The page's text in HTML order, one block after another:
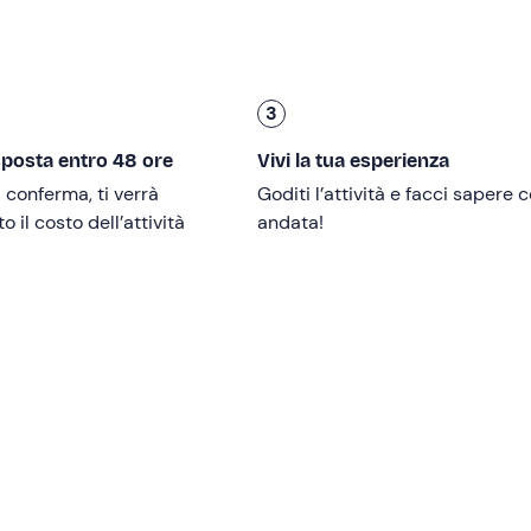
entro 48 ore
conferma, ti verrà
il costo dell’attività
3
Vivi la tua esperienza
Goditi l’attività e facci sapere
andata!